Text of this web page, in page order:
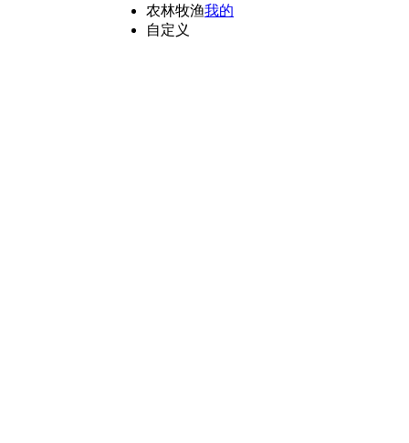
农林牧渔
自定义
我的